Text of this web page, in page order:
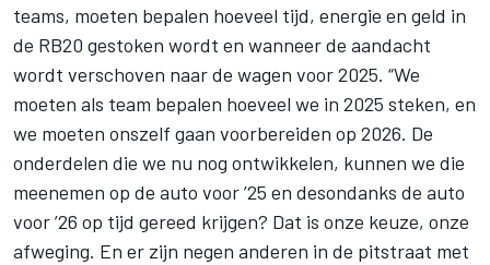
teams, moeten bepalen hoeveel tijd, energie en geld in
de RB20 gestoken wordt en wanneer de aandacht
wordt verschoven naar de wagen voor 2025. “We
moeten als team bepalen hoeveel we in 2025 steken, en
we moeten onszelf gaan voorbereiden op 2026. De
onderdelen die we nu nog ontwikkelen, kunnen we die
meenemen op de auto voor ’25 en desondanks de auto
voor ’26 op tijd gereed krijgen? Dat is onze keuze, onze
afweging. En er zijn negen anderen in de pitstraat met